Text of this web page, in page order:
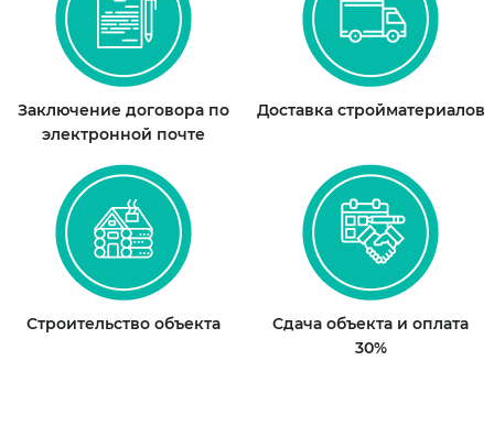
Заключение договора по
электронной почте
Доставка стройматериалов
Строительство объекта
Сдача объекта и оплата
30%